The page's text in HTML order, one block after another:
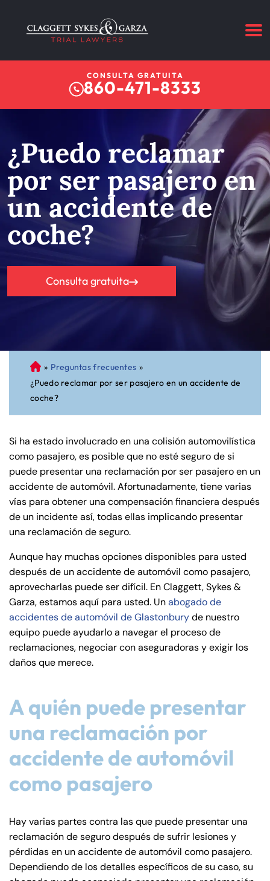
CONSULTA GRATUITA
860-471-8333
¿Puedo reclamar
por ser pasajero en
un accidente de
coche?
Consulta gratuita
A
bo
ga
do
Pe
rs
on
al
Inj
ur
y
C
cti
» Preguntas frecuentes »
¿Puedo reclamar por ser pasajero en un accidente de
coche?
Si ha estado involucrado en una colisión automovilística
como pasajero, es posible que no esté seguro de si
puede presentar una reclamación por ser pasajero en un
accidente de automóvil. Afortunadamente, tiene varias
vías para obtener una compensación financiera después
de un incidente así, todas ellas implicando presentar
una reclamación de seguro.
Aunque hay muchas opciones disponibles para usted
después de un accidente de automóvil como pasajero,
aprovecharlas puede ser difícil. En Claggett, Sykes &
Garza, estamos aquí para usted. Unabogado de
accidentes de automóvil de Glastonburyde nuestro
equipo puede ayudarlo a navegar el proceso de
reclamaciones, negociar con aseguradoras y exigir los
daños que merece.
A quién puede presentar
una reclamación por
accidente de automóvil
como pasajero
Hay varias partes contra las que puede presentar una
reclamación de seguro después de sufrir lesiones y
pérdidas en un accidente de automóvil como pasajero.
Dependiendo de los detalles específicos de su caso, su